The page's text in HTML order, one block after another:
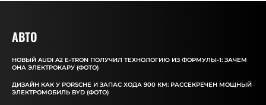
АВТО
НОВЫЙ AUDI A2 E-TRON ПОЛУЧИЛ ТЕХНОЛОГИЮ ИЗ ФОРМУЛЫ-1: ЗАЧЕМ
ОНА ЭЛЕКТРОКАРУ (ФОТО)
ДИЗАЙН КАК У PORSCHE И ЗАПАС ХОДА 900 КМ: РАССЕКРЕЧЕН МОЩНЫЙ
ЭЛЕКТРОМОБИЛЬ BYD (ФОТО)